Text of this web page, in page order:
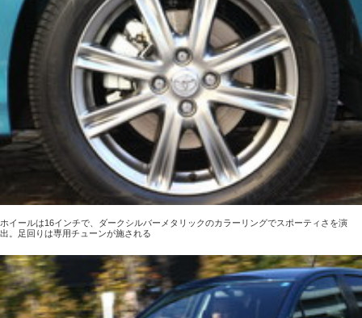
ホイールは16インチで、ダークシルバーメタリックのカラーリングでスポーティさを演
出。足回りは専用チューンが施される